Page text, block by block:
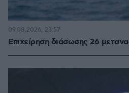
Επιχείρηση διάσωσης 26
09.08.2026, 23:57